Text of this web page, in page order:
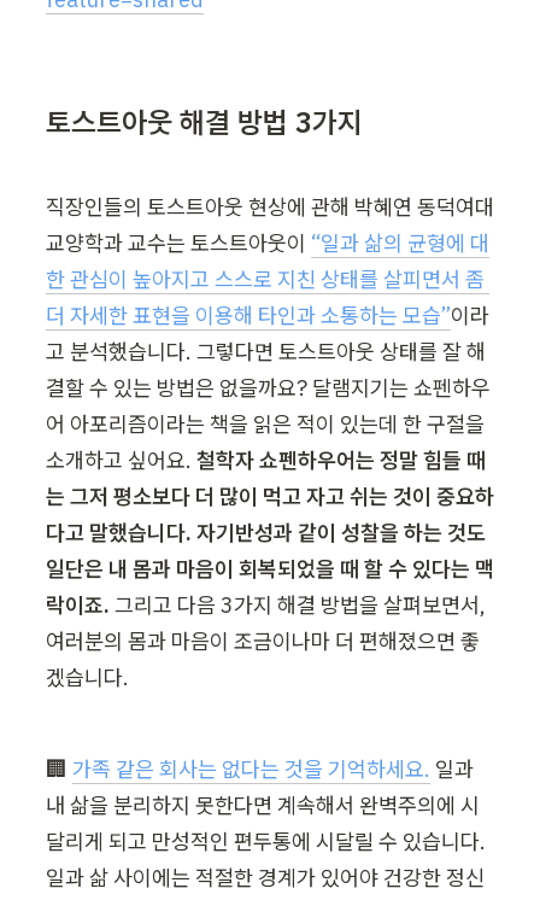
토스트아웃 해결 방법 3가지
직장인들의 토스트아웃 현상에 관해 박혜연 동덕여대
교양학과 교수는 토스트아웃이 “일과 삶의 균형에 대
한 관심이 높아지고 스스로 지친 상태를 살피면서 좀
더 자세한 표현을 이용해 타인과 소통하는 모습”이라
고 분석했습니다. 그렇다면 토스트아웃 상태를 잘 해
결할 수 있는 방법은 없을까요? 달램지기는 쇼펜하우
어 아포리즘이라는 책을 읽은 적이 있는데 한 구절을
소개하고 싶어요. 철학자 쇼펜하우어는 정말 힘들 때
는 그저 평소보다 더 많이 먹고 자고 쉬는 것이 중요하
다고 말했습니다. 자기반성과 같이 성찰을 하는 것도
일단은 내 몸과 마음이 회복되었을 때 할 수 있다는 맥
락이죠. 그리고 다음 3가지 해결 방법을 살펴보면서,
여러분의 몸과 마음이 조금이나마 더 편해졌으면 좋
겠습니다.
🏢 가족 같은 회사는 없다는 것을 기억하세요. 일과
내 삶을 분리하지 못한다면 계속해서 완벽주의에 시
달리게 되고 만성적인 편두통에 시달릴 수 있습니다.
일과 삶 사이에는 적절한 경계가 있어야 건강한 정신